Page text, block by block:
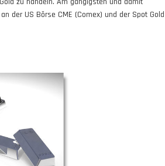
der US Börse CME (Comex) und der Spot Gold